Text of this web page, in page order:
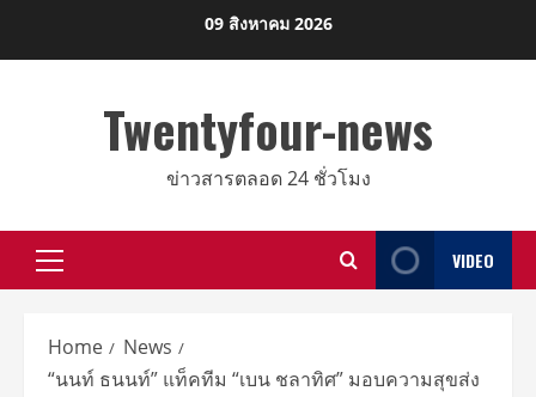
09 สิงหาคม 2026
Twentyfour-news
ข่าวสารตลอด 24 ชั่วโมง
Primary
VIDEO
Home
News
“นนท์ ธนนท์” แท็คทีม “เบน ชลาทิศ” มอบความสุขส่ง